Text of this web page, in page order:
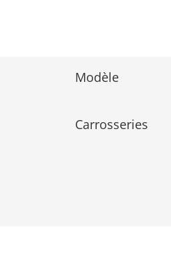
Modèle
Carrosseries